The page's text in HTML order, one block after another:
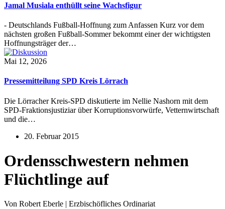
Jamal Musiala enthüllt seine Wachsfigur
- Deutschlands Fußball-Hoffnung zum Anfassen Kurz vor dem
nächsten großen Fußball-Sommer bekommt einer der wichtigsten
Hoffnungsträger der…
Mai 12, 2026
Pressemitteilung SPD Kreis Lörrach
Die Lörracher Kreis-SPD diskutierte im Nellie Nashorn mit dem
SPD-Fraktionsjustiziar über Korruptionsvorwürfe, Vetternwirtschaft
und die…
20. Februar 2015
Ordensschwestern nehmen
Flüchtlinge auf
Von Robert Eberle | Erzbischöfliches Ordinariat